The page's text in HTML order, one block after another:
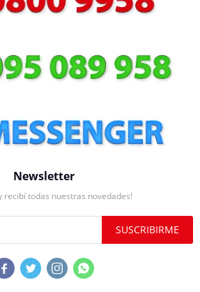
Newsletter
recibí todas nuestras novedades!
SUSCRIBIRME
   